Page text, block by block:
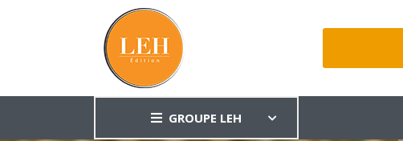
GROUPE LEH